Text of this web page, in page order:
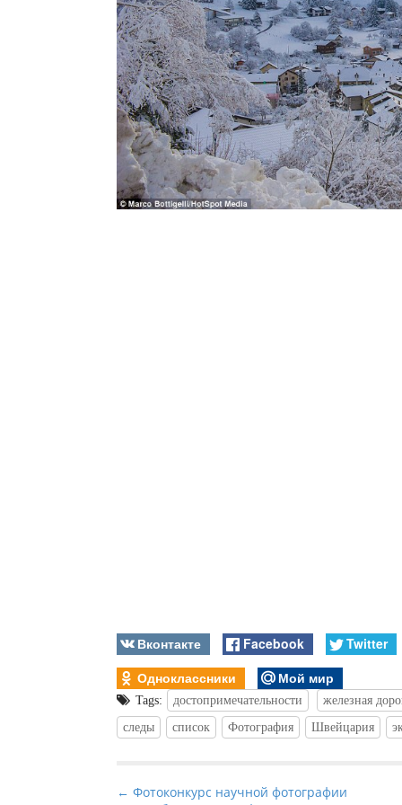
Вконтакте Facebook
Twitter
Одноклассники
Мой мир
Tags: достопримечательности
железная
следы
список Фотография Швейцария
P
← Фотоконкурс научной фотографии